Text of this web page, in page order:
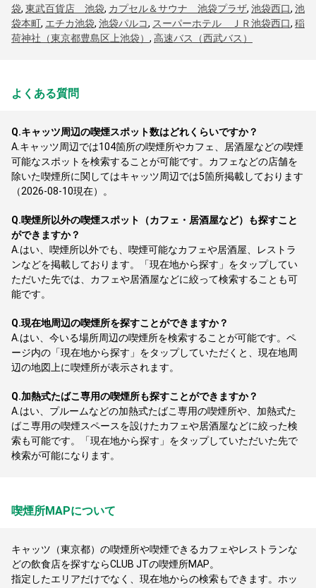
袋, 東武百貨店 池袋, カプセル＆サウナ 池袋プラザ, 池袋西口, 池
袋本町, エチカ池袋, 池袋パルコ, スーパーホテル ＪＲ池袋西口, 稲
荷神社（東京都豊島区上池袋） , 高速バス（西武バス）
よくある質問
Q.キャッツ周辺の喫煙スポット数はどれくらいですか？
A. キャッツ周辺では104箇所の喫煙所やカフェ、居酒屋などの喫煙
可能なスポットを検索することが可能です。カフェなどの店舗を
除いた喫煙所に関してはキャッツ周辺では5箇所掲載しております
（2026-08-10現在）。
Q.喫煙所以外の喫煙スポット（カフェ・居酒屋など）も探すこと
ができますか？
A. はい、喫煙所以外でも、喫煙可能なカフェや居酒屋、レストラ
ンなどを掲載しております。「現在地から探す」をタップしてい
ただいた先では、カフェや居酒屋などに絞って検索することも可
能です。
Q.現在地周辺の喫煙所を探すことができますか？
A. はい、今いる場所周辺の喫煙所を検索することが可能です。ペ
ージ内の「現在地から探す」をタップしていただくと、現在地周
辺の地図上に喫煙所が表示されます。
Q.加熱式たばこ専用の喫煙所も探すことができますか？
A. はい、プルームなどの加熱式たばこ専用の喫煙所や、加熱式た
ばこ専用の喫煙スペースを設けたカフェや居酒屋などに絞った検
索も可能です。「現在地から探す」をタップしていただいた先で
検索が可能になります。
喫煙所MAPについて
キャッツ（東京都）の喫煙所や喫煙できるカフェやレストランな
どの飲食店を探すならCLUB JTの喫煙所MAP。
指定したエリアだけでなく、現在地からの検索もできます。ホッ